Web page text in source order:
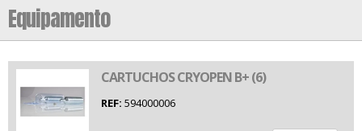
Equipamento
CARTUCHOS CRYOPEN B+ (6)
REF: 594000006